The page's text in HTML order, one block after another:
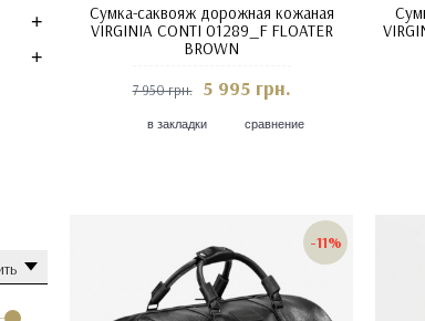
+
+
Сумка-саквояж дорожная кожаная
VIRGINIA CONTI 01289_F FLOATER
BROWN
7 950 грн. 5 995 грн.
в закладки сравнение
-11%